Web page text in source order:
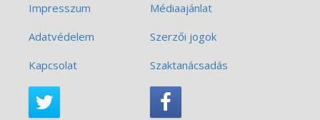
Impresszum
Médiaajánlat
Adatvédelem
Szerzői jogok
Kapcsolat
Szaktanácsadás